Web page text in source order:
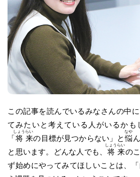
この記事を読んでいるみなさんの中
てみたいと考えている人がいるかも
「将
しょう
来
らい
の目標が見つからない」と悩
なや
と思います。どんな人でも、 将
しょう
来
らい
の
ず始めにやってみてほしいことは、